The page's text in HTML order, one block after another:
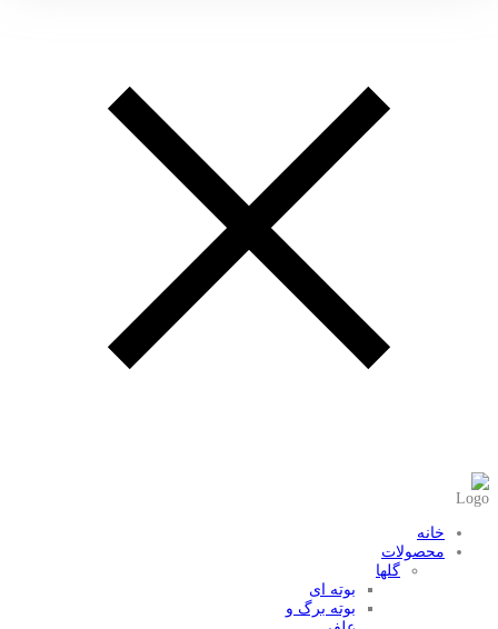
پشتیبانی از تجربه شما در این وب
به هیچ عنوان در اختیار دیگران قرار